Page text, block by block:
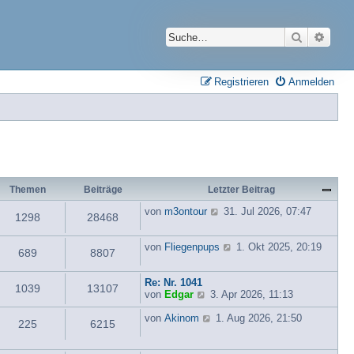
Suche
Anmelden
Registrieren
Themen Beiträge Letzter Beitrag
1298 28468 von m3ontour
N
u
e
t
r
B
e
31. Jul 2026, 07:47
689 8807 von Fliegenpups
N
u
s
t
e
1. Okt 2025, 20:19
1039 13107
Re: Nr. 1041
von Edgar
N
e
u
3. Apr 2026, 11:13
225 6215 von Akinom
N1. Aug 2026, 21:50